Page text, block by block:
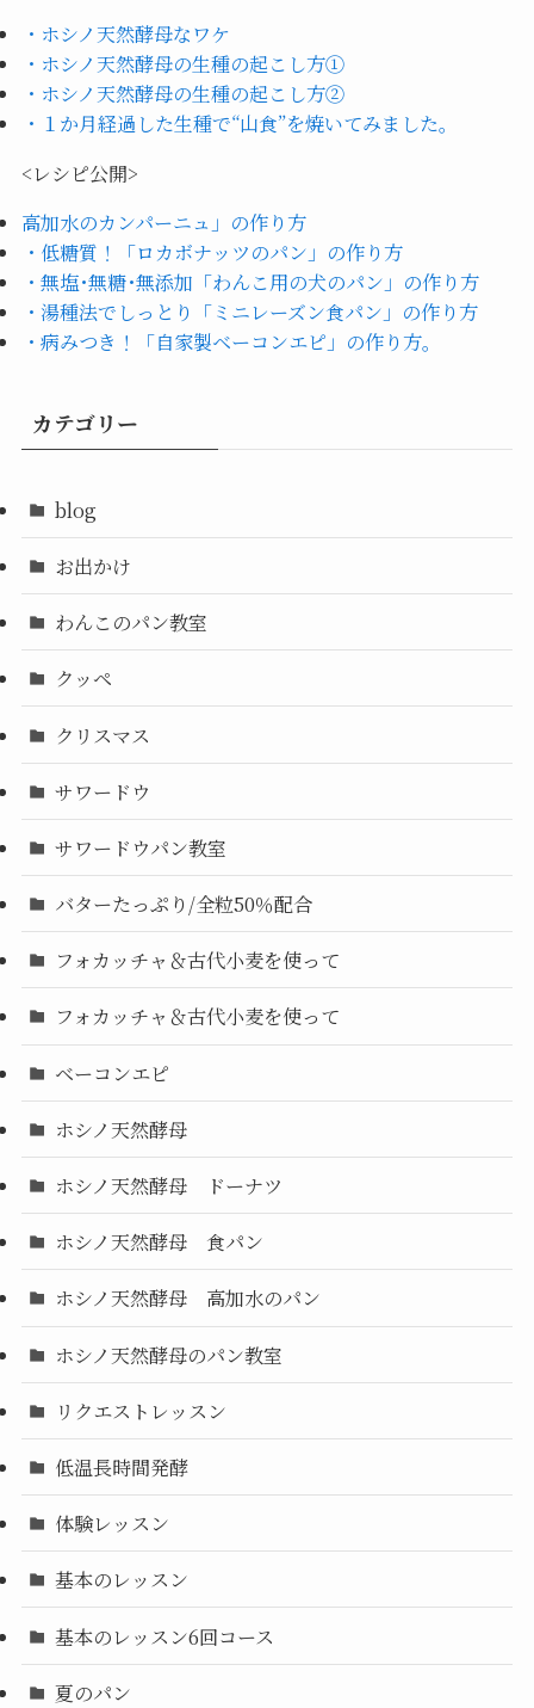
・ホシノ天然酵母なワケ
・ホシノ天然酵母の生種の起こし方①
・ホシノ天然酵母の生種の起こし方②
・１か月経過した生種で“山食”を焼いてみました。
<レシピ公開>
高加水のカンパーニュ」の作り方
・低糖質！「ロカボナッツのパン」の作り方
・無塩･無糖･無添加「わんこ用の犬のパン」の作り方
・湯種法でしっとり「ミニレーズン食パン」の作り方
・病みつき！「自家製ベーコンエピ」の作り方。
カテゴリー
blog
お出かけ
わんこのパン教室
クッペ
クリスマス
サワードウ
サワードウパン教室
バターたっぷり/全粒50％配合
フォカッチャ＆古代小麦を使って
フォカッチャ＆古代小麦を使って
ベーコンエピ
ホシノ天然酵母
ホシノ天然酵母 ドーナツ
ホシノ天然酵母 食パン
ホシノ天然酵母 高加水のパン
ホシノ天然酵母のパン教室
リクエストレッスン
低温長時間発酵
体験レッスン
基本のレッスン
基本のレッスン6回コース
夏のパン